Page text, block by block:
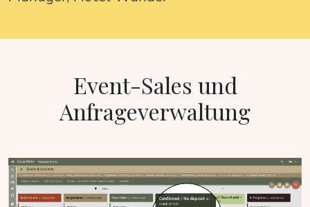
Event-Sales und
Anfrageverwaltung